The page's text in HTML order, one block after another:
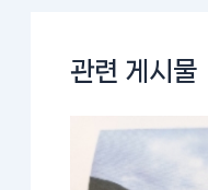
관련 게시물